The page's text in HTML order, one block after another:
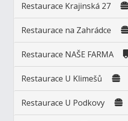
Restaurace Krajinská 27
Restaurace na Zahrádce
Restaurace NAŠE FARMA
Restaurace U Klimešů
Restaurace U Podkovy